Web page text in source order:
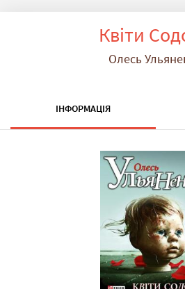
Квiти
Олесь
ІНФОРМАЦІЯ